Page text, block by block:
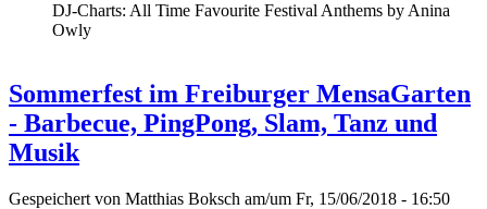
DJ-Charts: All Time Favourite Festival Anthems by Anina
Owly
Sommerfest im Freiburger MensaGarten
- Barbecue, PingPong, Slam, Tanz und
Musik
Gespeichert von Matthias Boksch am/um Fr, 15/06/2018 - 16:50